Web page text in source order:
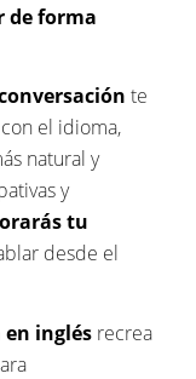
de forma
te
el idioma,
natural y
y
tu
desde el
inglésrecrea